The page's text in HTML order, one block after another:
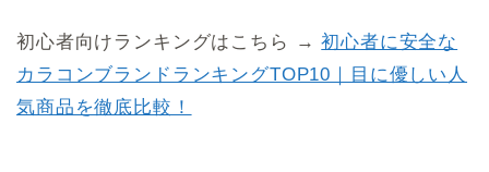
初心者向けランキングはこちら →初心者に安全な
カラコンブランドランキングTOP10｜目に優しい人
気商品を徹底比較！